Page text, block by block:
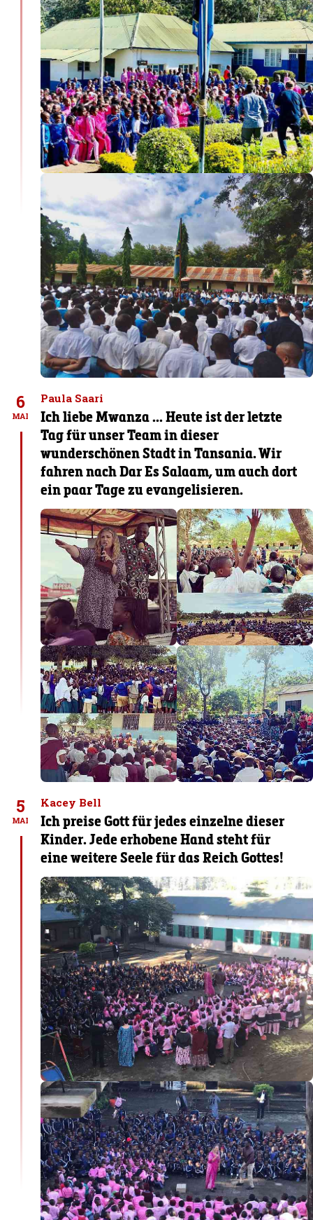
6
MAI
Paula Saari
Ich liebe Mwanza ... Heute ist der letzte
Tag für unser Team in dieser
wunderschönen Stadt in Tansania. Wir
fahren nach Dar Es Salaam, um auch dort
ein paar Tage zu evangelisieren.
5
MAI
Kacey Bell
Ich preise Gott für jedes einzelne dieser
Kinder. Jede erhobene Hand steht für
eine weitere Seele für das Reich Gottes!